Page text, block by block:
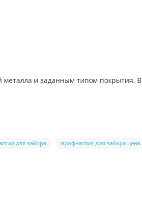
металла и заданным типом покрытия. В
для забора профнастил для забора цена